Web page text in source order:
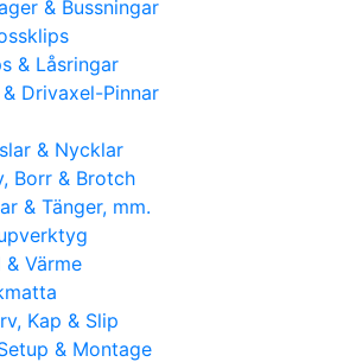
& Bussningar
& Låsringar
& Drivaxel-Pinnar
& Nycklar
Borr & Brotch
& Tänger, mm.
& Värme
Kap & Slip
& Montage